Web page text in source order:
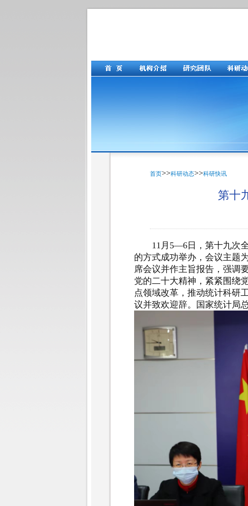
首页>>科研动态>>科研快讯
第十
11月5—6日，第十九次
的方式成功举办，会议主题
席会议并作主旨报告，强调
党的二十大精神，紧紧围绕
点领域改革，推动统计科研
议并致欢迎辞。国家统计局